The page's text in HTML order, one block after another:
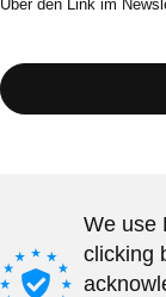
Über den Link im
We use
clicking